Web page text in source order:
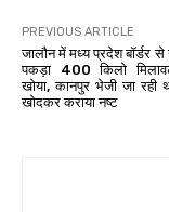
PREVIOUS ARTICLE
जालौन में मध्य प्रदेश बॉर्डर से
पकड़ा 400 किलो
खोया, कानपुर भेजी जा रही
खोदकर कराया नष्ट